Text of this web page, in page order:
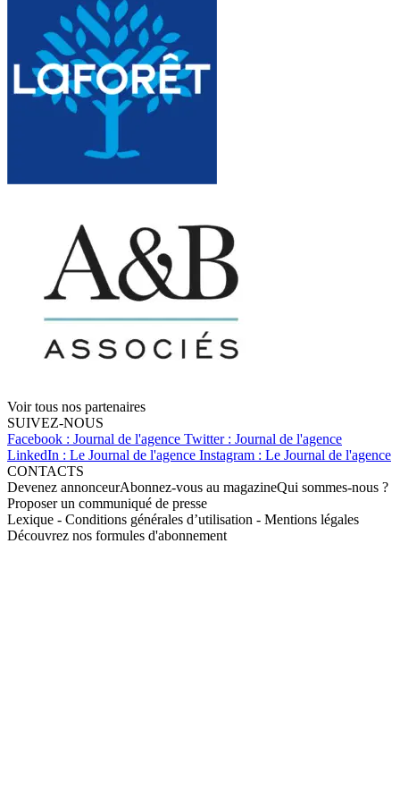
Voir tous nos partenaires
SUIVEZ-NOUS
Facebook : Journal de l'agence Twitter : Journal de l'agence
LinkedIn : Le Journal de l'agence Instagram : Le Journal de l'agence
CONTACTS
Devenez annonceurAbonnez-vous au magazineQui sommes-nous ?
Proposer un communiqué de presse
Lexique - Conditions générales d’utilisation - Mentions légales
Découvrez nos formules d'abonnement